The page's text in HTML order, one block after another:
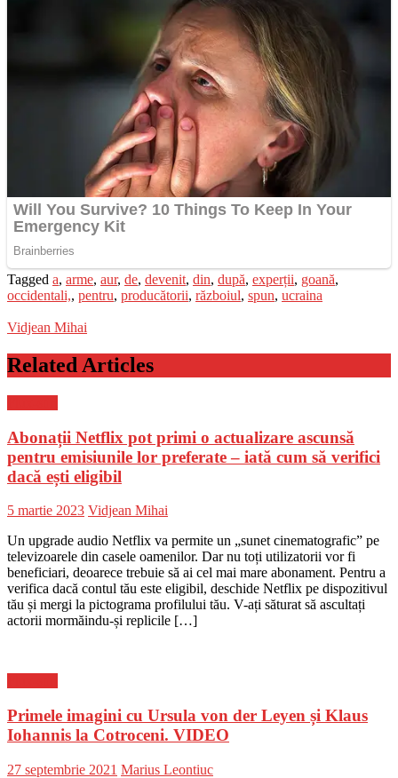
Tagged a, arme, aur, de, devenit, din, după, experții, goană,
occidentali,, pentru, producătorii, războiul, spun, ucraina
Vidjean Mihai
Related Articles
Abonații Netflix pot primi o actualizare ascunsă
pentru emisiunile lor preferate – iată cum să verifici
dacă ești eligibil
Posted
5 martie 2023 Author
Vidjean Mihai
Un upgrade audio Netflix va permite un „sunet cinematografic” pe
televizoarele din casele oamenilor. Dar nu toți utilizatorii vor fi
beneficiari, deoarece trebuie să ai cel mai mare abonament. Pentru a
verifica dacă contul tău este eligibil, deschide Netflix pe dispozitivul
tău și mergi la pictograma profilului tău. V-ați săturat să ascultați
actorii mormăindu-și replicile […]
Primele imagini cu Ursula von der Leyen și Klaus
Iohannis la Cotroceni. VIDEO
Posted
27 septembrie 2021 Author
Marius Leontiuc